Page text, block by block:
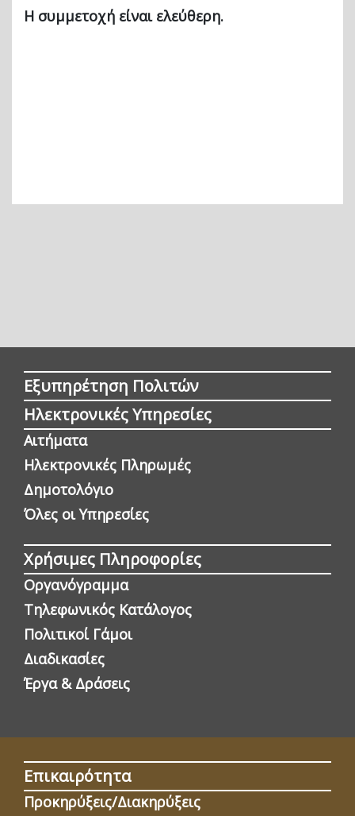
Η συμμετοχή είναι ελεύθερη.
Εξυπηρέτηση Πολιτών
Ηλεκτρονικές Υπηρεσίες
Αιτήματα
Ηλεκτρονικές Πληρωμές
Δημοτολόγιο
Όλες οι Yπηρεσίες
Χρήσιμες Πληροφορίες
Οργανόγραμμα
Τηλεφωνικός Κατάλογος
Πολιτικοί Γάμοι
Διαδικασίες
Έργα & Δράσεις
Επικαιρότητα
Προκηρύξεις/Διακηρύξεις